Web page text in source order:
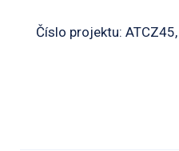
Číslo projektu: